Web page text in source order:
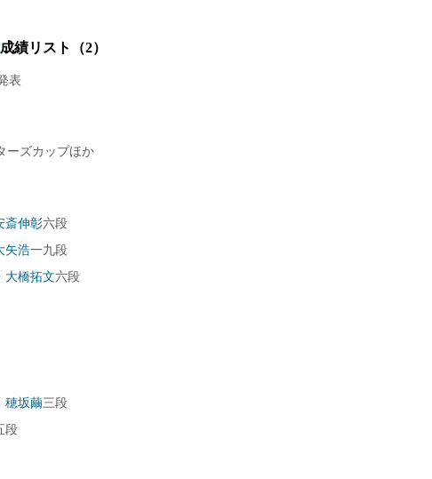
成績リスト（2）
表
ーズカップほか
斎伸彰六段
矢浩一九段
大橋拓文六段
穂坂繭三段
段